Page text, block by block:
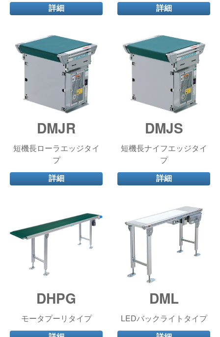
詳細
詳細
DMJR
短機長ローラエッジタイ
プ
詳細
DMJS
短機長ナイフエッジタイ
プ
詳細
DHPG
モータプーリタイプ
DML
LEDバックライトタイプ